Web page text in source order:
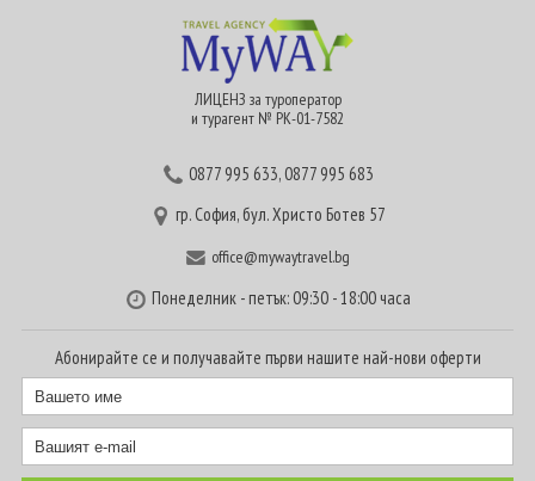
ЛИЦЕНЗ за туроператор
и турагент № РК-01-7582
0877 995 633,0877 995 683
гр. София, бул. Христо Ботев 57
office@mywaytravel.bg
Понеделник - петък: 09:30 - 18:00 часа
Абонирайте се и получавайте първи нашите най-нови оферти